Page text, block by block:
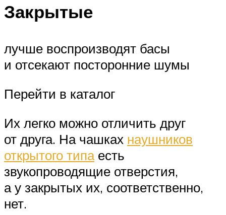
Закрытые
лучше воспроизводят басы
и отсекают посторонние шумы
Перейти в каталог
Их легко можно отличить друг
от друга. На чашках наушников
открытого типаесть
звукопроводящие отверстия,
а у закрытых их, соответственно,
нет.